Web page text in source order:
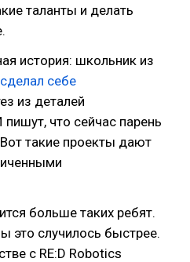
таланты и делать
история: школьник из
сделал себе
из деталей
что сейчас парень
такие проекты дают
больше таких ребят.
это случилось быстрее.
с RE:D Robotics